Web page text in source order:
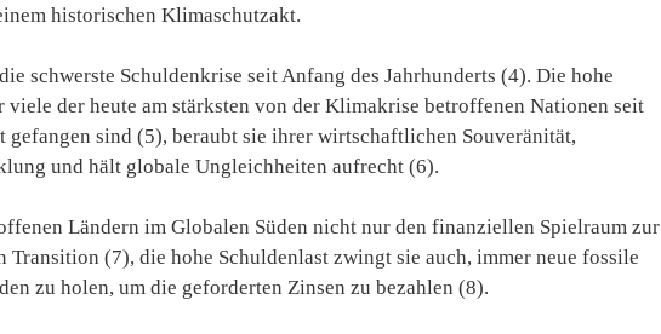
historischen Klimaschutzakt.
schwerste Schuldenkrise seit Anfang des Jahrhunderts (4). Die hohe
viele der heute am stärksten von der Klimakrise betroffenen Nationen seit
gefangen sind (5), beraubt sie ihrer wirtschaftlichen Souveränität,
und hält globale Ungleichheiten aufrecht (6).
Ländern im Globalen Süden nicht nur den finanziellen Spielraum zur
(7), die hohe Schuldenlast zwingt sie auch, immer neue fossile
zu holen, um die geforderten Zinsen zu bezahlen (8).